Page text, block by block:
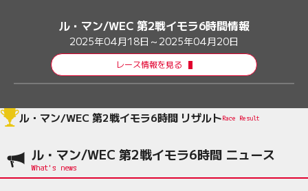
ル・マン/WEC 第2戦イモラ6時間情報
2025年04月18日～2025年04月20日
レース情報を見る
ル・マン/WEC 第2戦イモラ6時間 リザルトRace Result
ル・マン/WEC 第2戦イモラ6時間 ニュース